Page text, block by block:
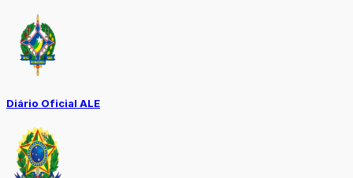
Diário Oficial ALE